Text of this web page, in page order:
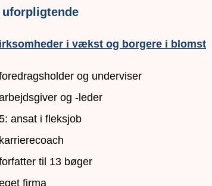
i vækst og borgere i blomst
og underviser
og -leder
ansat i fleksjob
til 13 bøger
firma